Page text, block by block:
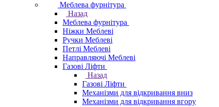
Меблева фурнітура
Назад
Меблева фурнітура
Ніжки Меблеві
Ручки Меблеві
Петлі Меблеві
Направляючі Меблеві
Газові Ліфти
Назад
Газові Ліфти
Механізми для відкривання вниз
Механізми для відкривання вгору